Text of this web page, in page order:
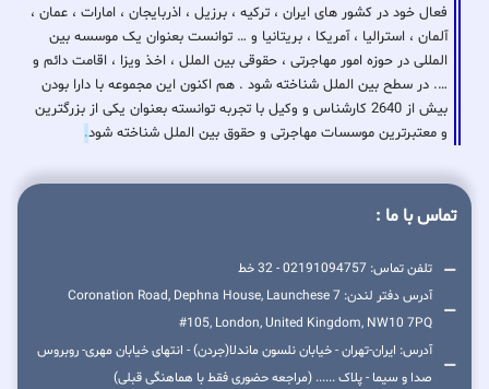
فعال خود در کشور های ایران ، ترکیه ، برزیل ، اذربایجان ، امارات ، عمان ،
آلمان ، استرالیا ، آمریکا ، بریتانیا و … توانست بعنوان یک موسسه بین
المللی در حوزه امور مهاجرتی ، حقوقی بین الملل ، اخذ ویزا ، اقامت دائم و
…. در سطح بین الملل شناخته شود . هم اکنون این مجموعه با دارا بودن
بیش از 2640 کارشناس و وکیل با تجربه توانسته بعنوان یکی از بزرگترین
و معتبرترین موسسات مهاجرتی و حقوق بین الملل شناخته شود.
تماس با ما :
تلفن تماس: 02191094757 - 32 خط
آدرس دفتر لندن: 7 Coronation Road, Dephna House, Launchese
#105, London, United Kingdom, NW10 7PQ
آدرس: ایران-تهران - خیابان نلسون ماندلا(جردن) - انتهای خیابان مهری- روبروس
صدا و سیما - پلاک ...... (مراجعه حضوری فقط با هماهنگی قبلی)